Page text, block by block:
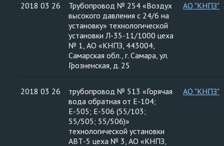
2018 03 26
Трубопровод № 254 «Воздух
высокого давления с 24/6 на
установку» технологической
установки Л-35-11/1000 цеха
№ 1, АО «КНПЗ, 443004,
Самарская обл., г. Самара, ул.
Грозненская, д. 25
АО "КНПЗ"
2018 03 26
трубопровод № 513 «Горячая
вода обратная от Е-104;
Е-505; Е-506 (55/103;
55/505; 55/506)»
технологической установки
АВТ-5 цеха № 3, АО «КНПЗ,
АО "КНПЗ"